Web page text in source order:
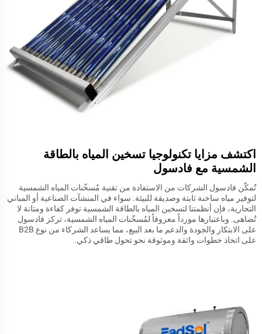
اكتشف مزايا تكنولوجيا تسخين المياه بالطاقة
الشمسية مع فادسول
تُمكّن فادسول الشركات من الاستفادة من تقنية مُسخّنات المياه الشمسية
لتوفير مياه ساخنة ثابتة وصديقة للبيئة. سواء في المنشآت الصناعية أو المباني
التجارية، فإن أنظمتنا لتسخين المياه بالطاقة الشمسية توفر كفاءة ومتانة لا
تُضاهى. وباعتبارها مورداً معروفاً لمُسخّنات المياه الشمسية، تركز فادسول
على الابتكار والجودة والدعم ما بعد البيع، مما يساعد الشركاء من نوع B2B
على اتخاذ خطوات واثقة وموثوقة نحو تحول طاقي ذكي.